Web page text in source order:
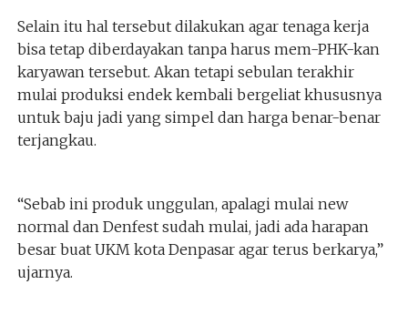
Selain itu hal tersebut dilakukan agar tenaga kerja
bisa tetap diberdayakan tanpa harus mem-PHK-kan
karyawan tersebut. Akan tetapi sebulan terakhir
mulai produksi endek kembali bergeliat khususnya
untuk baju jadi yang simpel dan harga benar-benar
terjangkau.
“Sebab ini produk unggulan, apalagi mulai new
normal dan Denfest sudah mulai, jadi ada harapan
besar buat UKM kota Denpasar agar terus berkarya,”
ujarnya.